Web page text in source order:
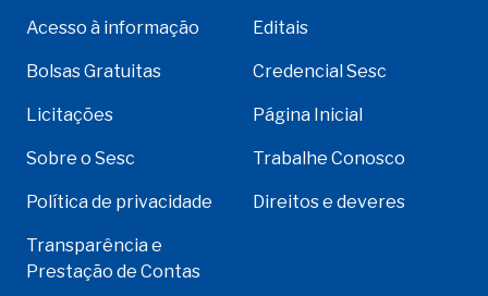
Acesso à informação Editais
Bolsas Gratuitas Credencial Sesc
Licitações Página Inicial
Sobre o Sesc Trabalhe Conosco
Política de privacidade Direitos e deveres
Transparência e
Prestação de Contas